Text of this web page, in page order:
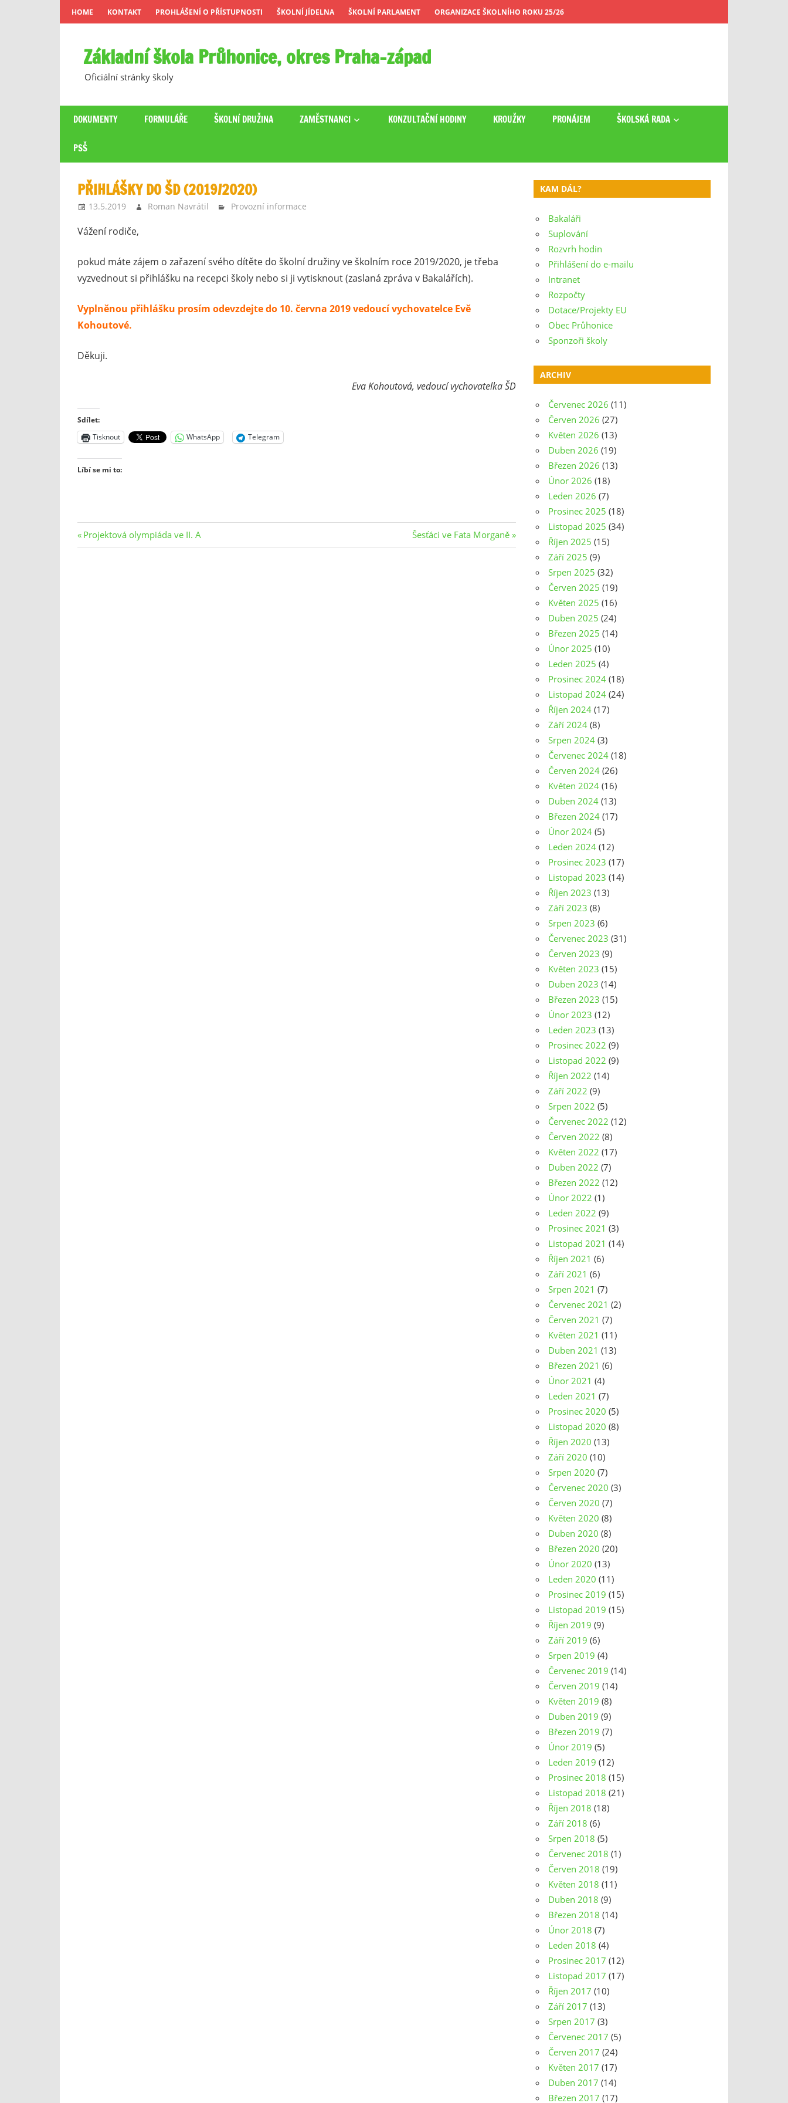
Skip
to
HOME KONTAKT PROHLÁŠENÍ O PŘÍSTUPNOSTI ŠKOLNÍ JÍDELNA ŠKOLNÍ PARLAMENT ORGANIZACE ŠKOLNÍHO ROKU 25/26
Základní škola Průhonice, okres Praha-západ
Oficiální stránky školy
DOKUMENTY FORMULÁŘE ŠKOLNÍ DRUŽINA ZAMĚSTNANCI KONZULTAČNÍ HODINY KROUŽKY PRONÁJEM ŠKOLSKÁ RADA
PSŠ
PŘIHLÁŠKY DO ŠD (2019/2020)
13.5.2019 Roman Navrátil Provozní informace
Vážení rodiče,
pokud máte zájem o zařazení svého dítěte do školní družiny ve školním roce 2019/2020, je třeba
vyzvednout si přihlášku na recepci školy nebo si ji vytisknout (zaslaná zpráva v Bakalářích).
Vyplněnou přihlášku prosím odevzdejte do 10. června 2019 vedoucí vychovatelce Evě
Kohoutové.
Děkuji.
Eva Kohoutová, vedoucí vychovatelka ŠD
Sdílet:
Tisknout
WhatsApp Telegram
Líbí se mi to:
Navigace
Previous
Post:
Projektová olympiáda ve II. A
Next
Post:
Šesťáci ve Fata Morganě
KAM DÁL?
Bakaláři
Suplování
Rozvrh hodin
Přihlášení do e-mailu
Intranet
Rozpočty
Dotace/Projekty EU
Obec Průhonice
Sponzoři školy
ARCHIV
Červenec 2026 (11)
Červen 2026 (27)
Květen 2026 (13)
Duben 2026 (19)
Březen 2026 (13)
Únor 2026 (18)
Leden 2026 (7)
Prosinec 2025 (18)
Listopad 2025 (34)
Říjen 2025 (15)
Září 2025 (9)
Srpen 2025 (32)
Červen 2025 (19)
Květen 2025 (16)
Duben 2025 (24)
Březen 2025 (14)
Únor 2025 (10)
Leden 2025 (4)
Prosinec 2024 (18)
Listopad 2024 (24)
Říjen 2024 (17)
Září 2024 (8)
Srpen 2024 (3)
Červenec 2024 (18)
Červen 2024 (26)
Květen 2024 (16)
Duben 2024 (13)
Březen 2024 (17)
Únor 2024 (5)
Leden 2024 (12)
Prosinec 2023 (17)
Listopad 2023 (14)
Říjen 2023 (13)
Září 2023 (8)
Srpen 2023 (6)
Červenec 2023 (31)
Červen 2023 (9)
Květen 2023 (15)
Duben 2023 (14)
Březen 2023 (15)
Únor 2023 (12)
Leden 2023 (13)
Prosinec 2022 (9)
Listopad 2022 (9)
Říjen 2022 (14)
Září 2022 (9)
Srpen 2022 (5)
Červenec 2022 (12)
Červen 2022 (8)
Květen 2022 (17)
Duben 2022 (7)
Březen 2022 (12)
Únor 2022 (1)
Leden 2022 (9)
Prosinec 2021 (3)
Listopad 2021 (14)
Říjen 2021 (6)
Září 2021 (6)
Srpen 2021 (7)
Červenec 2021 (2)
Červen 2021 (7)
Květen 2021 (11)
Duben 2021 (13)
Březen 2021 (6)
Únor 2021 (4)
Leden 2021 (7)
Prosinec 2020 (5)
Listopad 2020 (8)
Říjen 2020 (13)
Září 2020 (10)
Srpen 2020 (7)
Červenec 2020 (3)
Červen 2020 (7)
Květen 2020 (8)
Duben 2020 (8)
Březen 2020 (20)
Únor 2020 (13)
Leden 2020 (11)
Prosinec 2019 (15)
Listopad 2019 (15)
Říjen 2019 (9)
Září 2019 (6)
Srpen 2019 (4)
Červenec 2019 (14)
Červen 2019 (14)
Květen 2019 (8)
Duben 2019 (9)
Březen 2019 (7)
Únor 2019 (5)
Leden 2019 (12)
Prosinec 2018 (15)
Listopad 2018 (21)
Říjen 2018 (18)
Září 2018 (6)
Srpen 2018 (5)
Červenec 2018 (1)
Červen 2018 (19)
Květen 2018 (11)
Duben 2018 (9)
Březen 2018 (14)
Únor 2018 (7)
Leden 2018 (4)
Prosinec 2017 (12)
Listopad 2017 (17)
Říjen 2017 (10)
Září 2017 (13)
Srpen 2017 (3)
Červenec 2017 (5)
Červen 2017 (24)
Květen 2017 (17)
Duben 2017 (14)
Březen 2017 (17)